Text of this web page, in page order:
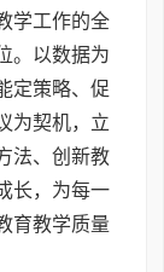
学工作的全
。以数据为
定策略、促
为契机，立
法、创新教
长，为每一
育教学质量